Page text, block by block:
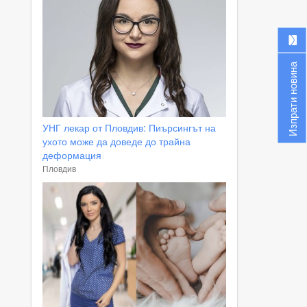
УНГ лекар от Пловдив: Пиърсингът на
ухото може да доведе до трайна
деформация
Пловдив
Изпрати новина